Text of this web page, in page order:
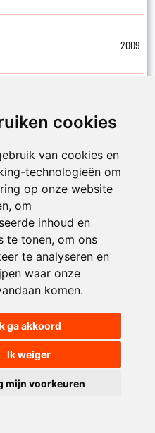
cookies
van cookies en
technologieën om
op onze website
om
inhoud en
te tonen, om ons
te analyseren en
waar onze
komen.
ga akkoord
Ik weiger
mijn voorkeuren
2009
kind alleen